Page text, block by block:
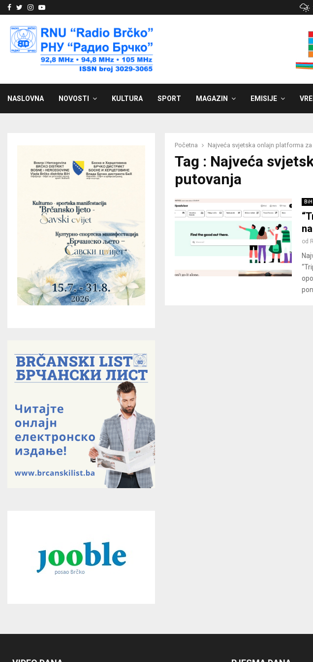
Facebook
Twitter
Instagram
Youtube
NASLOVNA NOVOSTI KULTURA SPORT MAGAZIN EMISIJE
Početna Najveća svjetska onlajn platforma
Tag : Najveća
putovanja
BiH
od